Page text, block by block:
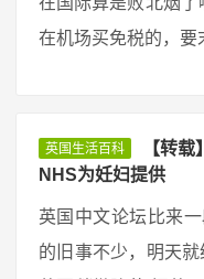
在机场买免税的，要
英国生活百科
【转
NHS为妊妇提供
英国中文论坛比来
的旧事不少，明天